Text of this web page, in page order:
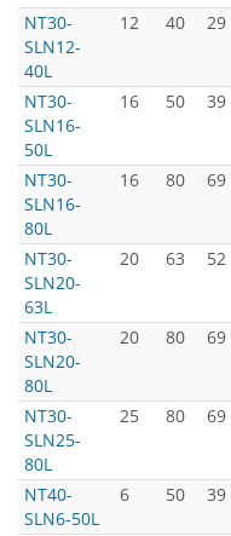
NT30-
SLN12-
40L
12 40 29
NT30-
SLN16-
50L
16 50 39
NT30-
SLN16-
80L
16 80 69
NT30-
SLN20-
63L
20 63 52
NT30-
SLN20-
80L
20 80 69
NT30-
SLN25-
80L
25 80 69
NT40-
SLN6-50L
6 50 39